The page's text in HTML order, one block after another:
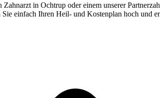
Zahnarzt in Ochtrup oder einem unserer
einfach Ihren Heil- und Kostenplan hoch und